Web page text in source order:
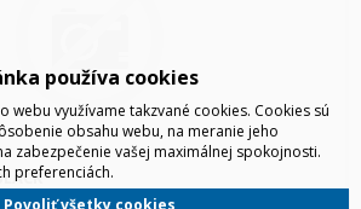
používa cookies
webu využívame takzvané cookies. Cookies sú
obsahu webu, na meranie jeho
zabezpečenie vašej maximálnej spokojnosti.
preferenciách.
Povoliť všetky cookies